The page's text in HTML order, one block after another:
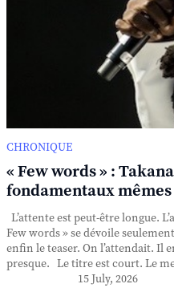
CHRONIQUE
« Few words » :
fondamentaux
L’attente est peut-être longue.
Few words » se dévoile
enfin le teaser. On l’attendait. Il
presque. Le titre est court. Le
15 July, 2026